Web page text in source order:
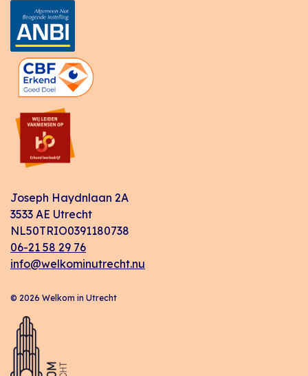
Joseph Haydnlaan 2A
3533 AE Utrecht
NL50TRIO0391180738
06-21 58 29 76
info@welkominutrecht.nu
© 2026 Welkom in Utrecht